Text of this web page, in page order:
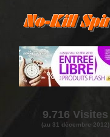
9.716 Visites
(au 31 décembre 2012)